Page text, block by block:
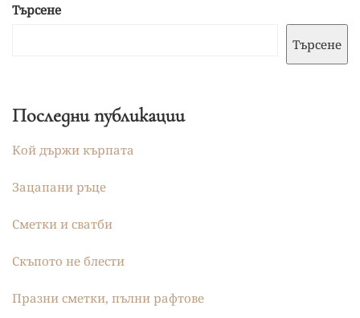
Търсене
Търсене
Последни публикации
Кой държи кърпата
Зацапани ръце
Сметки и сватби
Скъпото не блести
Празни сметки, пълни рафтове